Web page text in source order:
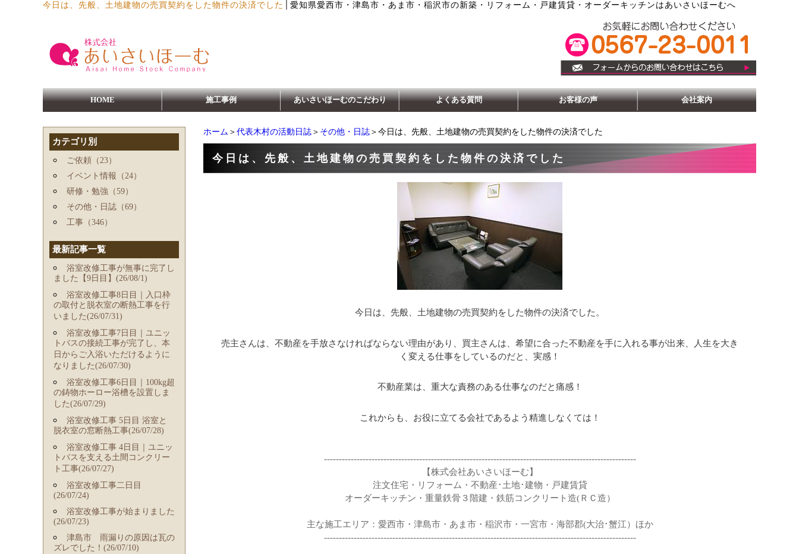
今日は、先般、土地建物の売買契約をした物件の決済でした 愛知県愛西市・津島市・あま市・稲沢市の新築・リフォーム・戸建賃貸・オーダーキッチンはあいさいほーむへ
HOME 施工事例 あいさいほーむのこだわり よくある質問 お客様の声 会社案内
ホーム ＞ 代表木村の活動日誌 ＞ その他・日誌 ＞今日は、先般、土地建物の売買契約をした物件の決済でした
今日は、先般、土地建物の売買契約をした物件の決済でした
今日は、先般、土地建物の売買契約をした物件の決済でした。
売主さんは、不動産を手放さなければならない理由があり、買主さんは、希望に合った不動産を手に入れる事が出来、人生を大き
く変える仕事をしているのだと、実感！
不動産業は、重大な責務のある仕事なのだと痛感！
これからも、お役に立てる会社であるよう精進しなくては！
---------------------------------------------------------------------------------------------------------
【株式会社あいさいほーむ】
注文住宅・リフォーム・不動産･土地･建物・戸建賃貸
オーダーキッチン・重量鉄骨３階建・鉄筋コンクリート造(ＲＣ造）
主な施工エリア：愛西市・津島市・あま市・稲沢市・一宮市・海部郡(大治･蟹江）ほか
---------------------------------------------------------------------------------------------------------
カテゴリ別
ご依頼（23）
イベント情報（24）
研修・勉強（59）
その他・日誌（69）
工事（346）
最新記事一覧
浴室改修工事が無事に完了し
ました【9日目】(26/08/1)
浴室改修工事8日目｜入口枠
の取付と脱衣室の断熱工事を行
いました(26/07/31)
浴室改修工事7日目｜ユニッ
トバスの接続工事が完了し、本
日からご入浴いただけるように
なりました(26/07/30)
浴室改修工事6日目｜100kg超
の鋳物ホーロー浴槽を設置しま
した(26/07/29)
浴室改修工事 5日目 浴室と
脱衣室の窓断熱工事(26/07/28)
浴室改修工事 4日目｜ユニッ
トバスを支える土間コンクリー
ト工事(26/07/27)
浴室改修工事二日目
(26/07/24)
浴室改修工事が始まりました
(26/07/23)
津島市 雨漏りの原因は瓦の
ズレでした！(26/07/10)